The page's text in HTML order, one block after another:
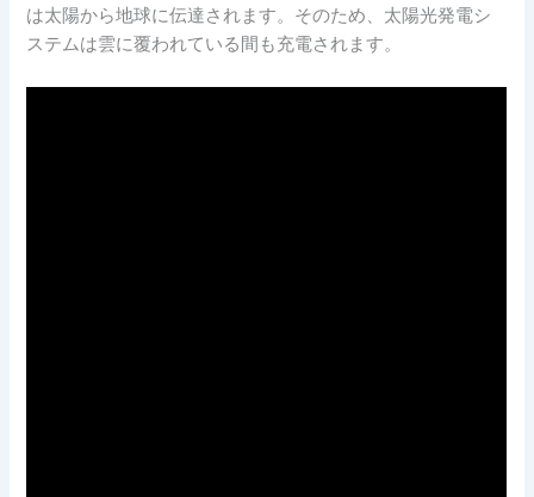
は太陽から地球に伝達されます。そのため、太陽光発電シ
ステムは雲に覆われている間も充電されます。